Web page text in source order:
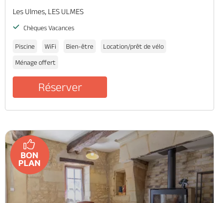
Les Ulmes, LES ULMES
Chèques Vacances
Piscine WiFi Bien-être Location/prêt de vélo
Ménage offert
Réserver